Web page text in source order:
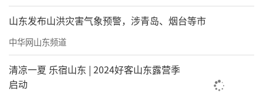
山东发布山洪灾害气象预警，涉青岛、烟台等市
中华网山东频道
清凉一夏 乐宿山东 | 2024好客山东露营季
启动